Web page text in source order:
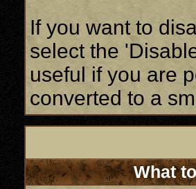
If you want to
select the
useful if you are
converted to a
What